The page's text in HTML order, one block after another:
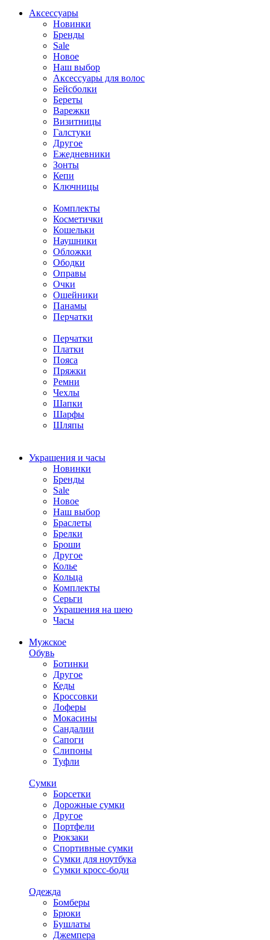
Аксессуары
Новинки
Бренды
Sale
Новое
Наш выбор
Аксессуары для волос
Бейсболки
Береты
Варежки
Визитницы
Галстуки
Другое
Ежедневники
Зонты
Кепи
Ключницы
Комплекты
Косметички
Кошельки
Наушники
Обложки
Ободки
Оправы
Очки
Ошейники
Панамы
Перчатки
Перчатки
Платки
Пояса
Пряжки
Ремни
Чехлы
Шапки
Шарфы
Шляпы
Украшения и часы
Новинки
Бренды
Sale
Новое
Наш выбор
Браслеты
Брелки
Броши
Другое
Колье
Кольца
Комплекты
Серьги
Украшения на шею
Часы
Мужское
Обувь
Ботинки
Другое
Кеды
Кроссовки
Лоферы
Мокасины
Сандалии
Сапоги
Слипоны
Туфли
Сумки
Борсетки
Дорожные сумки
Другое
Портфели
Рюкзаки
Спортивные сумки
Сумки для ноутбука
Сумки кросс-боди
Одежда
Бомберы
Брюки
Бушлаты
Джемпера